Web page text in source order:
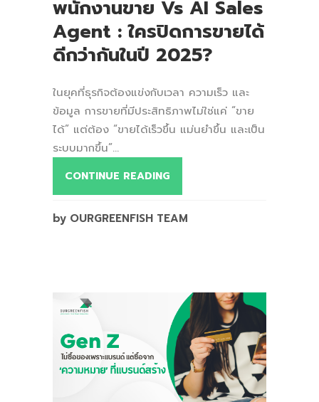
พนักงานขาย Vs AI Sales
Agent : ใครปิดการขายได้
ดีกว่ากันในปี 2025?
ในยุคที่ธุรกิจต้องแข่งกับเวลา ความเร็ว และ
ข้อมูล การขายที่มีประสิทธิภาพไม่ใช่แค่ “ขาย
ได้” แต่ต้อง “ขายได้เร็วขึ้น แม่นยำขึ้น และเป็น
ระบบมากขึ้น”...
CONTINUE READING
by OURGREENFISH TEAM